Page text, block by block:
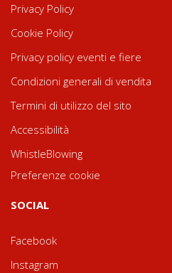
Privacy Policy
Cookie Policy
Privacy policy eventi e fiere
Condizioni generali di vendita
Termini di utilizzo del sito
Accessibilità
WhistleBlowing
Preferenze cookie
SOCIAL
Facebook
Instagram